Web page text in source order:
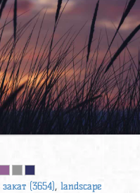
закат (3654), landscape